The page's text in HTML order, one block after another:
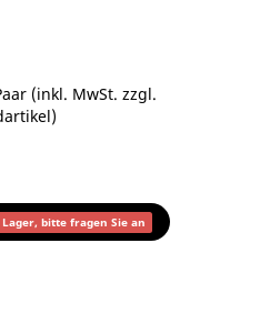
(inkl. MwSt. zzgl.
)
bitte fragen Sie an